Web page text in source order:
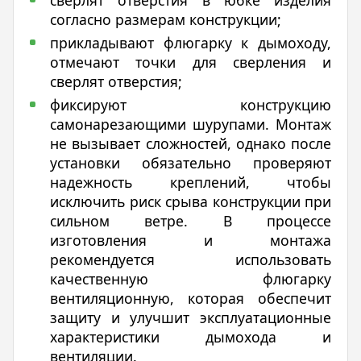
согласно размерам конструкции;
прикладывают флюгарку к дымоходу,
отмечают точки для сверления и
сверлят отверстия;
фиксируют конструкцию
самонарезающими шурупами. Монтаж
не вызывает сложностей, однако после
установки обязательно проверяют
надежность креплений, чтобы
исключить риск срыва конструкции при
сильном ветре. В процессе
изготовления и монтажа
рекомендуется использовать
качественную флюгарку
вентиляционную, которая обеспечит
защиту и улучшит эксплуатационные
характеристики дымохода и
вентиляции.